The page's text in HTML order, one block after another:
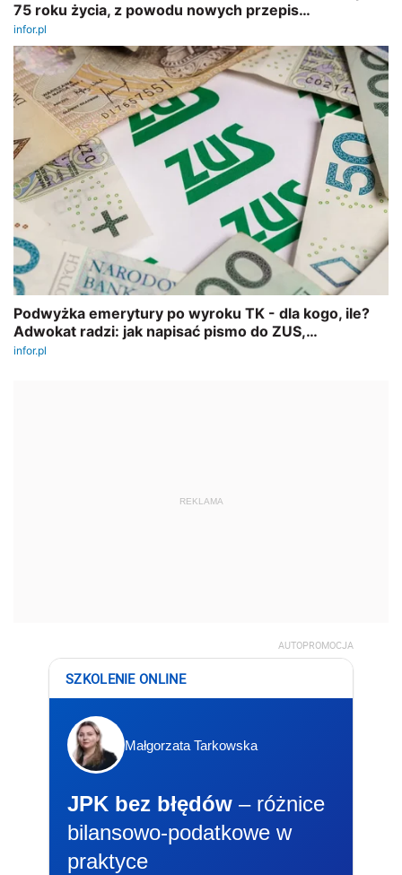
REKLAMA
AUTOPROMOCJA
SZKOLENIE ONLINE
Małgorzata Tarkowska
JPK bez błędów – różnice
bilansowo-podatkowe w
praktyce